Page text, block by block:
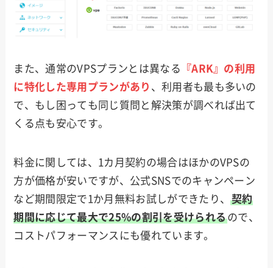
また、通常のVPSプランとは異なる
『ARK』の利用
に特化した専用プランがあり 、利用者も最も多いの
で、もし困っても同じ質問と解決策が調べれば出て
くる点も安心です。
料金に関しては、1カ月契約の場合はほかのVPSの
方が価格が安いですが、公式SNSでのキャンペーン
など期間限定で1か月無料お試しができたり、契約
期間に応じて最大で25%の割引を受けられるので、
コストパフォーマンスにも優れています。